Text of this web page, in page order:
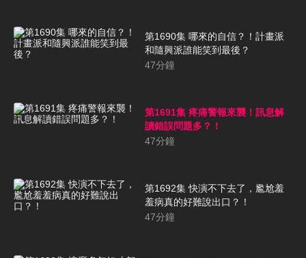
第1690集 哪來的自信？！計畫派
和隨興派誰能笑到最後？
47分鐘
第1691集 疼痛警報來襲！訊息解
讀錯誤問題多？！
47分鐘
第1692集 快演不下去了，尷尬羞
羞病真的好難說出口？！
47分鐘